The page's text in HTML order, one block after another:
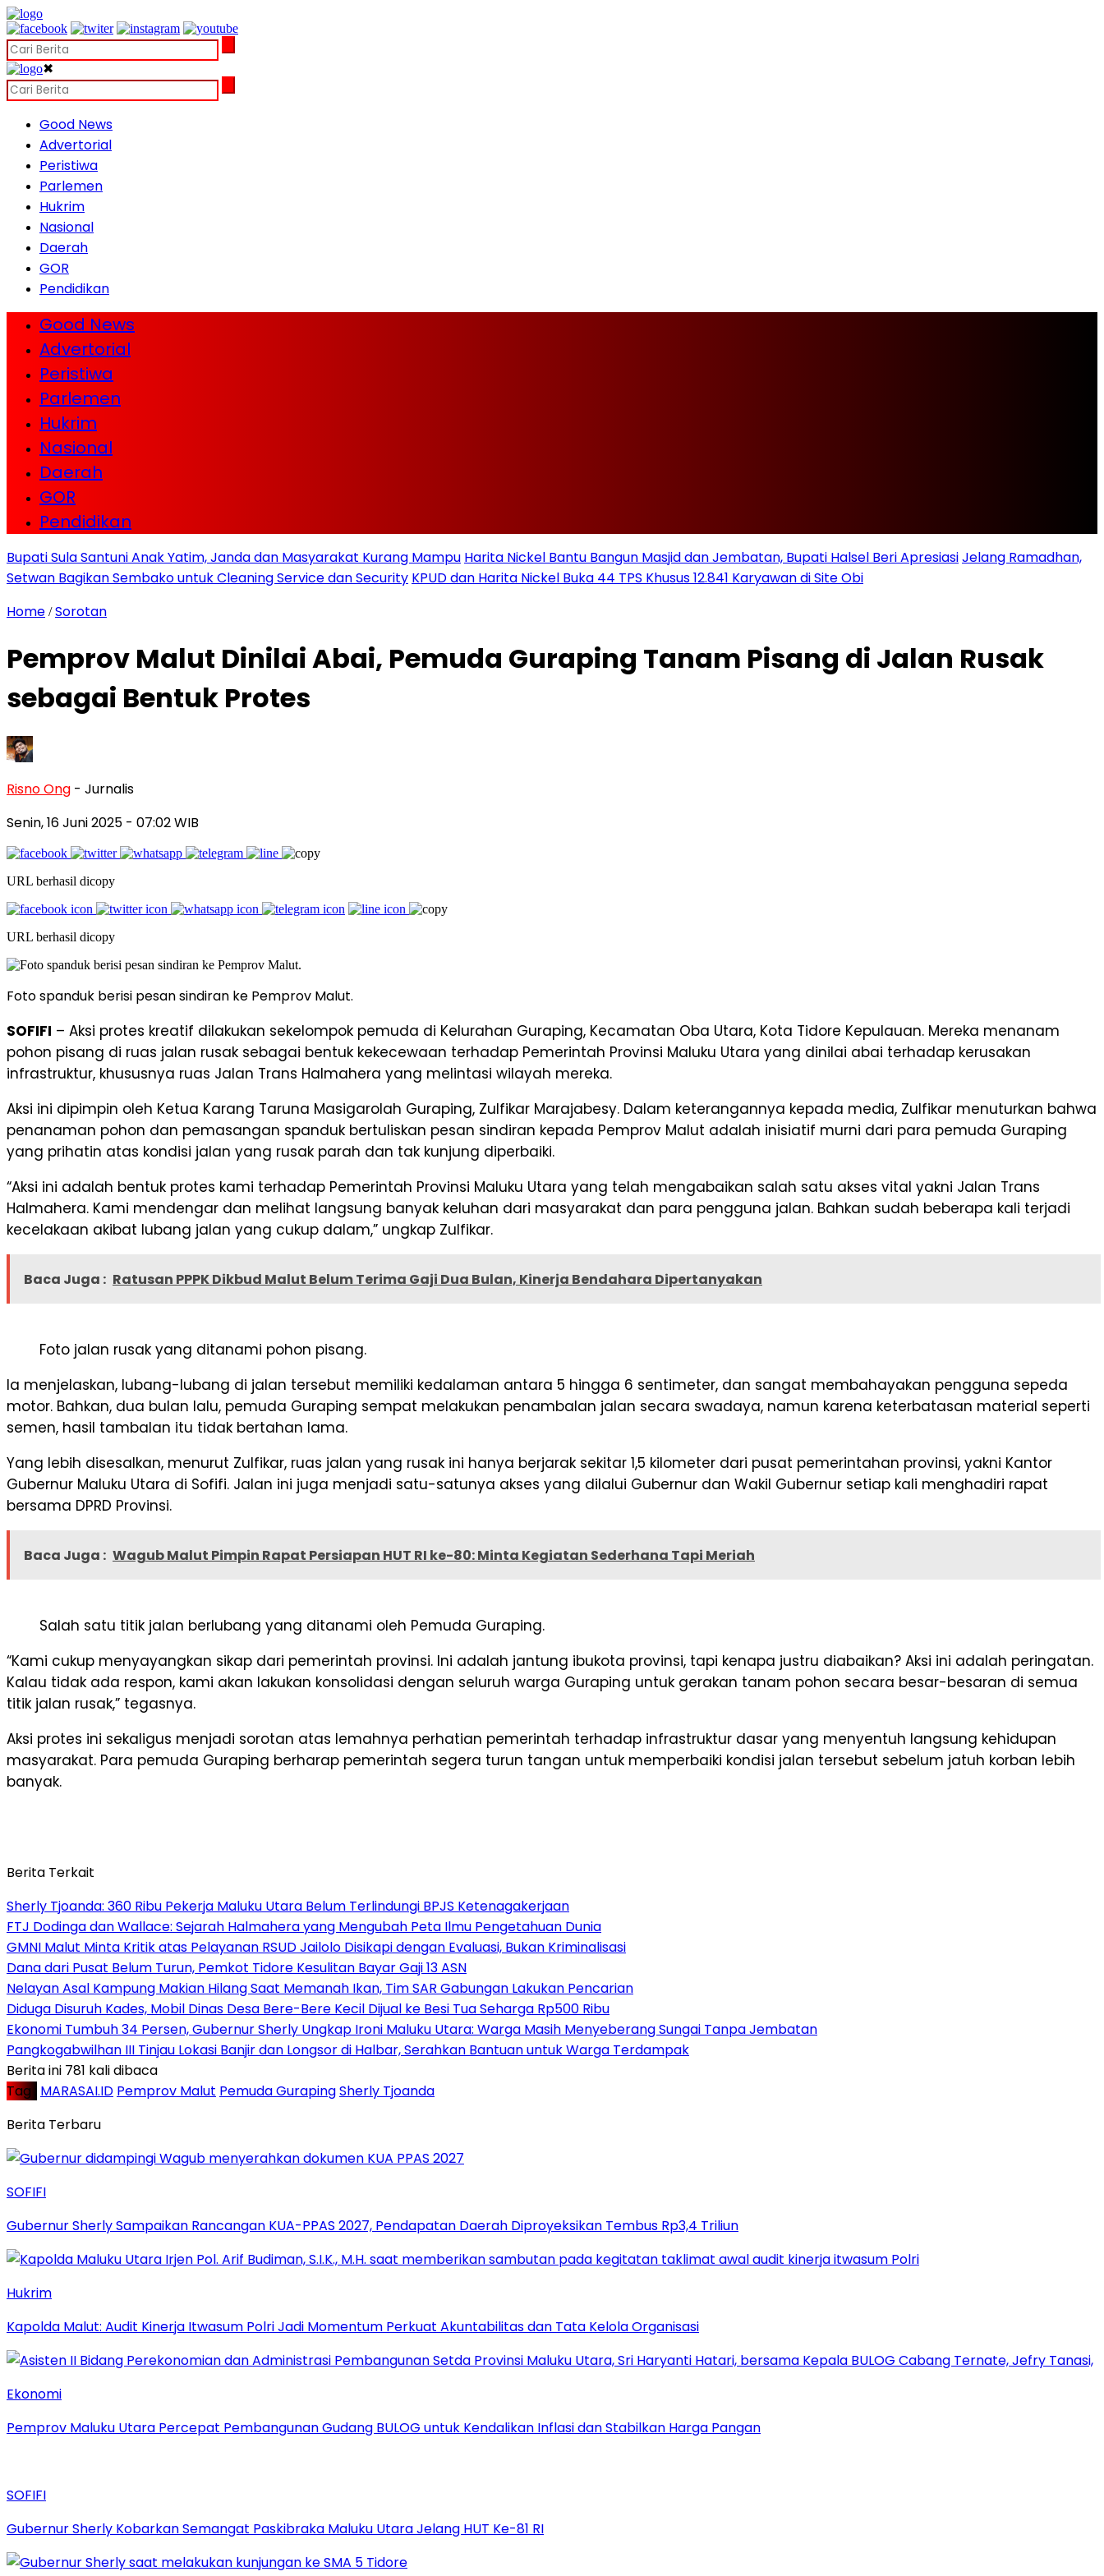
✖
Good News
Advertorial
Peristiwa
Parlemen
Hukrim
Nasional
Daerah
GOR
Pendidikan
Good News
Advertorial
Peristiwa
Parlemen
Hukrim
Nasional
Daerah
GOR
Pendidikan
Bupati Sula Santuni Anak Yatim, Janda dan Masyarakat Kurang Mampu Harita Nickel Bantu Bangun Masjid dan Jembatan, Bupati Halsel Beri ApresiasiJelang Ramadhan,
Setwan Bagikan Sembako untuk Cleaning Service dan Security KPUD dan Harita Nickel Buka 44 TPS Khusus 12.841 Karyawan di Site Obi
Home /Sorotan
Pemprov Malut Dinilai Abai, Pemuda Guraping Tanam Pisang di Jalan Rusak
sebagai Bentuk Protes
Risno Ong - Jurnalis
Senin, 16 Juni 2025 - 07:02 WIB
URL berhasil dicopy
URL berhasil dicopy
Foto spanduk berisi pesan sindiran ke Pemprov Malut.
SOFIFI – Aksi protes kreatif dilakukan sekelompok pemuda di Kelurahan Guraping, Kecamatan Oba Utara, Kota Tidore Kepulauan. Mereka menanam
pohon pisang di ruas jalan rusak sebagai bentuk kekecewaan terhadap Pemerintah Provinsi Maluku Utara yang dinilai abai terhadap kerusakan
infrastruktur, khususnya ruas Jalan Trans Halmahera yang melintasi wilayah mereka.
Aksi ini dipimpin oleh Ketua Karang Taruna Masigarolah Guraping, Zulfikar Marajabesy. Dalam keterangannya kepada media, Zulfikar menuturkan bahwa
penanaman pohon dan pemasangan spanduk bertuliskan pesan sindiran kepada Pemprov Malut adalah inisiatif murni dari para pemuda Guraping
yang prihatin atas kondisi jalan yang rusak parah dan tak kunjung diperbaiki.
“Aksi ini adalah bentuk protes kami terhadap Pemerintah Provinsi Maluku Utara yang telah mengabaikan salah satu akses vital yakni Jalan Trans
Halmahera. Kami mendengar dan melihat langsung banyak keluhan dari masyarakat dan para pengguna jalan. Bahkan sudah beberapa kali terjadi
kecelakaan akibat lubang jalan yang cukup dalam,” ungkap Zulfikar.
Baca Juga : Ratusan PPPK Dikbud Malut Belum Terima Gaji Dua Bulan, Kinerja Bendahara Dipertanyakan
Foto jalan rusak yang ditanami pohon pisang.
Ia menjelaskan, lubang-lubang di jalan tersebut memiliki kedalaman antara 5 hingga 6 sentimeter, dan sangat membahayakan pengguna sepeda
motor. Bahkan, dua bulan lalu, pemuda Guraping sempat melakukan penambalan jalan secara swadaya, namun karena keterbatasan material seperti
semen, hasil tambalan itu tidak bertahan lama.
Yang lebih disesalkan, menurut Zulfikar, ruas jalan yang rusak ini hanya berjarak sekitar 1,5 kilometer dari pusat pemerintahan provinsi, yakni Kantor
Gubernur Maluku Utara di Sofifi. Jalan ini juga menjadi satu-satunya akses yang dilalui Gubernur dan Wakil Gubernur setiap kali menghadiri rapat
bersama DPRD Provinsi.
Baca Juga : Wagub Malut Pimpin Rapat Persiapan HUT RI ke-80: Minta Kegiatan Sederhana Tapi Meriah
Salah satu titik jalan berlubang yang ditanami oleh Pemuda Guraping.
“Kami cukup menyayangkan sikap dari pemerintah provinsi. Ini adalah jantung ibukota provinsi, tapi kenapa justru diabaikan? Aksi ini adalah peringatan.
Kalau tidak ada respon, kami akan lakukan konsolidasi dengan seluruh warga Guraping untuk gerakan tanam pohon secara besar-besaran di semua
titik jalan rusak,” tegasnya.
Aksi protes ini sekaligus menjadi sorotan atas lemahnya perhatian pemerintah terhadap infrastruktur dasar yang menyentuh langsung kehidupan
masyarakat. Para pemuda Guraping berharap pemerintah segera turun tangan untuk memperbaiki kondisi jalan tersebut sebelum jatuh korban lebih
banyak.
Berita Terkait
Sherly Tjoanda: 360 Ribu Pekerja Maluku Utara Belum Terlindungi BPJS Ketenagakerjaan
FTJ Dodinga dan Wallace: Sejarah Halmahera yang Mengubah Peta Ilmu Pengetahuan Dunia
GMNI Malut Minta Kritik atas Pelayanan RSUD Jailolo Disikapi dengan Evaluasi, Bukan Kriminalisasi
Dana dari Pusat Belum Turun, Pemkot Tidore Kesulitan Bayar Gaji 13 ASN
Nelayan Asal Kampung Makian Hilang Saat Memanah Ikan, Tim SAR Gabungan Lakukan Pencarian
Diduga Disuruh Kades, Mobil Dinas Desa Bere-Bere Kecil Dijual ke Besi Tua Seharga Rp500 Ribu
Ekonomi Tumbuh 34 Persen, Gubernur Sherly Ungkap Ironi Maluku Utara: Warga Masih Menyeberang Sungai Tanpa Jembatan
Pangkogabwilhan III Tinjau Lokasi Banjir dan Longsor di Halbar, Serahkan Bantuan untuk Warga Terdampak
Berita ini 781 kali dibaca
Tag : MARASAI.ID Pemprov Malut Pemuda GurapingSherly Tjoanda
Berita Terbaru
SOFIFI
Gubernur Sherly Sampaikan Rancangan KUA-PPAS 2027, Pendapatan Daerah Diproyeksikan Tembus Rp3,4 Triliun
Hukrim
Kapolda Malut: Audit Kinerja Itwasum Polri Jadi Momentum Perkuat Akuntabilitas dan Tata Kelola Organisasi
Ekonomi
Pemprov Maluku Utara Percepat Pembangunan Gudang BULOG untuk Kendalikan Inflasi dan Stabilkan Harga Pangan
SOFIFI
Gubernur Sherly Kobarkan Semangat Paskibraka Maluku Utara Jelang HUT Ke-81 RI